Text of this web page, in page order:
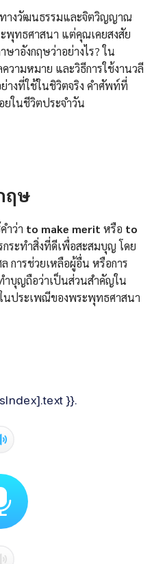
างวัฒนธรรมและจิตวิญญาณ
พุทธศาสนา แต่คุณเคยสงสัย
าอังกฤษว่าอย่างไร? ใน
วามหมาย และวิธีการใช้งานวลี
างที่ใช้ในชิวิตจริง คำศัพท์ที่
ในชีวิตประจำวัน
ฤษ
ำว่า to make merit หรือ to
กระทำสิ่งที่ดีเพื่อสะสมบุญ โดย
การช่วยเหลือผู้อื่น หรือการ
ำบุญถือว่าเป็นส่วนสำคัญใน
นประเพณีของพระพุทธศาสนา
}}.